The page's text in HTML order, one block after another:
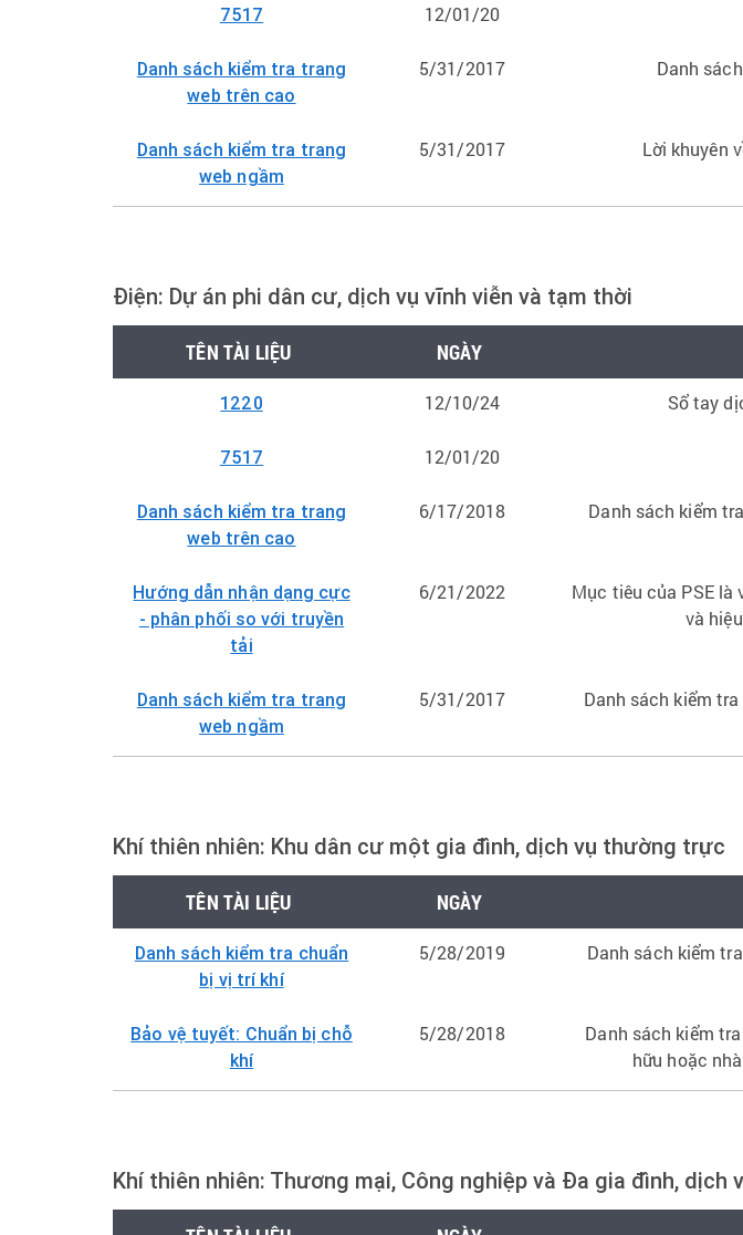
7517 12/01/20
Danh sách kiểm tra trang
web trên cao
5/31/2017 Danh
Danh sách kiểm tra trang
web ngầm
5/31/2017 Lời khuyên
Điện: Dự án phi dân cư, dịch vụ vĩnh viễn và tạm thời
TÊN TÀI LIỆU NGÀY
1220 12/10/24 Sổ tay
7517 12/01/20
Danh sách kiểm tra trang
web trên cao
6/17/2018 Danh sách kiểm
Hướng dẫn nhận dạng cực
- phân phối so với truyền
tải
6/21/2022
Mục tiêu của PSE
và
Danh sách kiểm tra trang
web ngầm
5/31/2017
Danh sách kiểm
Khí thiên nhiên: Khu dân cư một gia đình, dịch vụ thường trực
TÊN TÀI LIỆU NGÀY
Danh sách kiểm tra chuẩn
bị vị trí khí
5/28/2019
Danh sách kiểm
Bảo vệ tuyết: Chuẩn bị chỗ
khí
5/28/2018
Danh sách kiểm
hữu hoặc
Khí thiên nhiên: Thương mại, Công nghiệp và Đa gia đình, dịch